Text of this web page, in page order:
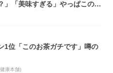
」「美味すぎる」やっぱこのク
1位「このお茶ガチです」噂の
康本舗)